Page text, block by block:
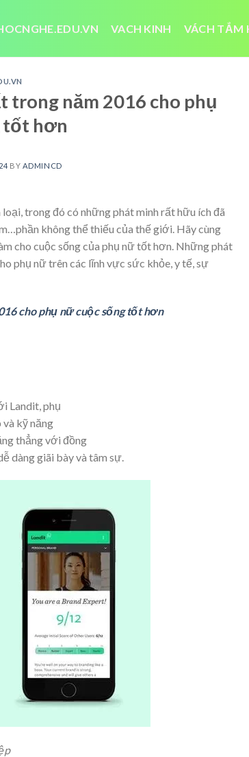
VACH KINH VÁCH TẮM
trong năm 2016 cho phụ
tốt hơn
BY ADMINCD
trong đó có những phát minh rất hữu ích đã
phần không thể thiếu của thế giới. Hãy cùng
cho cuộc sống của phụ nữ tốt hơn. Những phát
phụ nữ trên các lĩnh vực sức khỏe, y tế, sự
cho phụ nữ cuộc sống tốt hơn
Landit, phụ
và kỹ năng
thẳng với đồng
dàng giãi bày và tâm sự.